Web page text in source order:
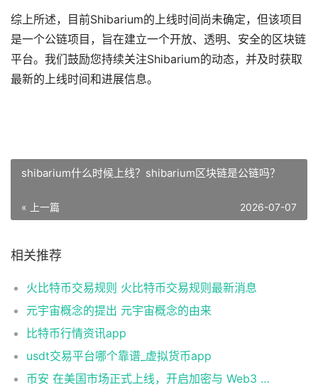
综上所述，目前Shibarium的上线时间尚未确定，但该项目
是一个公链项目，旨在建立一个开放、透明、安全的区块链
平台。我们鼓励您持续关注Shibarium的动态，并及时获取
最新的上线时间和进展信息。
shibarium什么时候上线？shibarium区块链是公链吗？
« 上一篇 2026-07-07
相关推荐
火比特币交易规则 火比特币交易规则最新消息
元宇宙概念的提出 元宇宙概念的由来
比特币行情资讯app
usdt交易平台哪个靠谱_虚拟货币app
币安 在美国市场正式上线，开启加密与 Web3 创新的全新时代！